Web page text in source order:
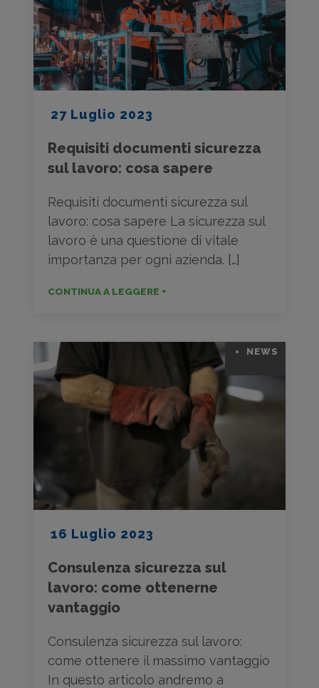
27 Luglio 2023
Requisiti documenti sicurezza
sul lavoro: cosa sapere
Requisiti documenti sicurezza sul
lavoro: cosa sapere La sicurezza sul
lavoro è una questione di vitale
importanza per ogni azienda. […]
CONTINUA A LEGGERE +
16 Luglio 2023
NEWS
Consulenza sicurezza sul
lavoro: come ottenerne
vantaggio
Consulenza sicurezza sul lavoro:
come ottenere il massimo vantaggio
In questo articolo andremo a